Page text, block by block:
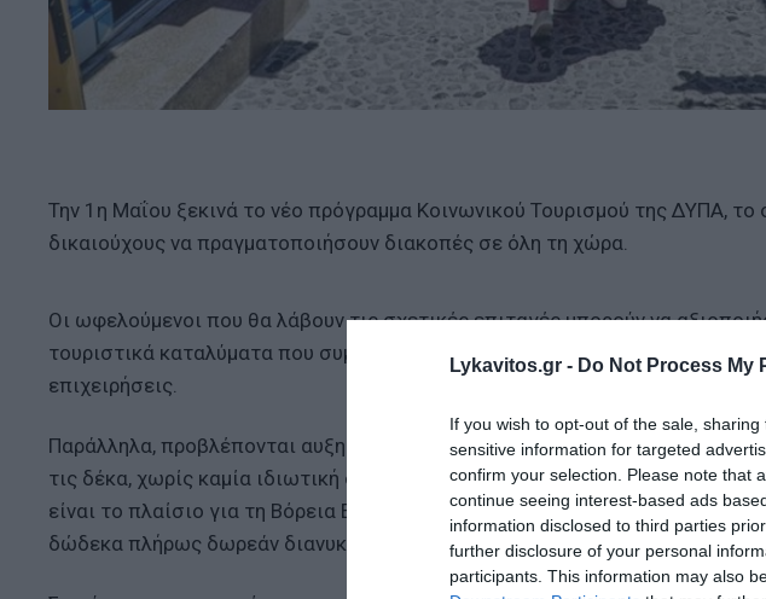
Lykavitos.gr - Do Not Process My
If you wish to opt-out of the sale,
sensitive information for targeted
confirm your selection. Please note that
continue seeing interest-based ads
information disclosed to third parties
further disclosure of your personal
participants. This information may also
Την 1η Μαΐου ξεκινά το νέο πρόγραμμα Κοινωνικού Τουρισμού της ΔΥΠΑ,
δικαιούχους να πραγματοποιήσουν διακοπές σε όλη τη χώρα.
Οι ωφελούμενοι που θα λάβουν τις σχετικές επιταγές μπορούν να
τουριστικά καταλύματα που συμμετέχουν στο Μητρώο Παρόχων, έπειτα από
επιχειρήσεις.
Παράλληλα, προβλέπονται αυξημένες παροχές για συγκεκριμένες
τις δέκα, χωρίς καμία ιδιωτική συμμετοχή, για καταλύματα σε Λέρο, Λέσβο,
είναι το πλαίσιο για τη Βόρεια Εύβοια, τον Έβρο και τη Θεσσαλία (εκτός
δώδεκα πλήρως δωρεάν διανυκτερεύσεις.